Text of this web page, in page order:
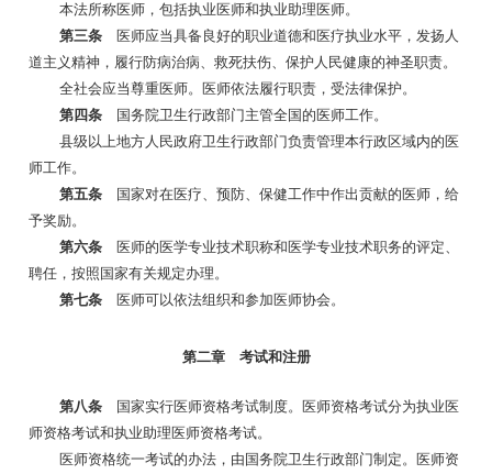
本法所称医师，包括执业医师和执业助理医师。
第三条
医师应当具备良好的职业道德和医疗执业水平，发扬人
道主义精神，履行防病治病、救死扶伤、保护人民健康的神圣职责。
全社会应当尊重医师。医师依法履行职责，受法律保护。
第四条
国务院卫生行政部门主管全国的医师工作。
县级以上地方人民政府卫生行政部门负责管理本行政区域内的医
师工作。
第五条
国家对在医疗、预防、保健工作中作出贡献的医师，给
予奖励。
第六条
医师的医学专业技术职称和医学专业技术职务的评定、
聘任，按照国家有关规定办理。
第七条
医师可以依法组织和参加医师协会。
第二章 考试和注册
第八条
国家实行医师资格考试制度。医师资格考试分为执业医
师资格考试和执业助理医师资格考试。
医师资格统一考试的办法，由国务院卫生行政部门制定。医师资